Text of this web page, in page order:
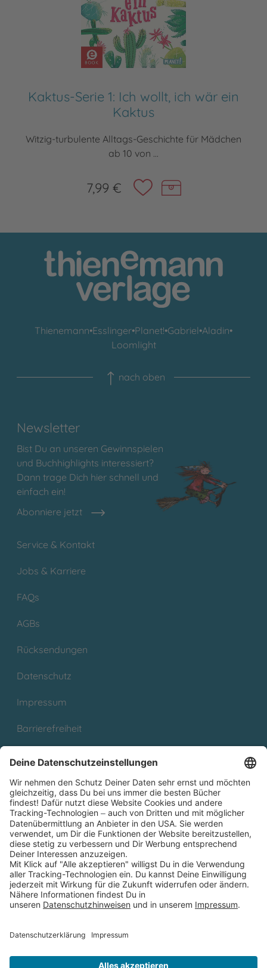
Kaktus-Serie 1: Ich wollt, ich wär ein
Kaktus
Witzig-turbulente Alltags-Geschichte für Mädchen
ab 10 von ...
7,99 €
Thienemann•Esslinger•Planet!•Gabriel•Aladin•
Loomlight
nach oben
Newsletter
Bist Du an unseren Gewinnspielen
und Buchhighlights interessiert?
Dann trage Dich hier schnell und
einfach ein!
Abonniere jetzt
Service & Kontakt
Jobs & Karriere
FAQs
AGBs
Rücksendungen
Datenschutz
Impressum
Barrierefreiheit
Partnerprogramm (Affiliate)
Folge uns auf
* Versandkostenfrei ab 9,00 € Bestellwert innerhalb
Deutschlands
** Lieferzeit 1-3 Werktage innerhalb Deutschlands
Thienemann-Esslinger Verlag GmbH, Blumenstraße 36, D-70182